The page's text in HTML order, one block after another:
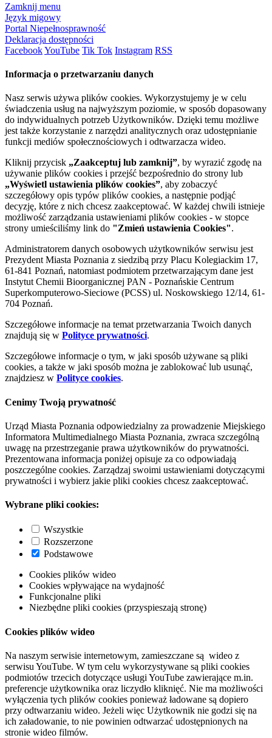
Zamknij menu
Język migowy
Portal Niepełnosprawność
Deklaracja dostępności
FacebookYouTube Tik Tok Instagram RSS
Informacja o przetwarzaniu danych
Nasz serwis używa plików cookies. Wykorzystujemy je w celu
świadczenia usług na najwyższym poziomie, w sposób dopasowany
do indywidualnych potrzeb Użytkowników. Dzięki temu możliwe
jest także korzystanie z narzędzi analitycznych oraz udostępnianie
funkcji mediów społecznościowych i odtwarzacza wideo.
Kliknij przycisk „Zaakceptuj lub zamknij”, by wyrazić zgodę na
używanie plików cookies i przejść bezpośrednio do strony lub
„Wyświetl ustawienia plików cookies”, aby zobaczyć
szczegółowy opis typów plików cookies, a następnie podjąć
decyzję, które z nich chcesz zaakceptować. W każdej chwili istnieje
możliwość zarządzania ustawieniami plików cookies - w stopce
strony umieściliśmy link do "Zmień ustawienia Cookies".
Administratorem danych osobowych użytkowników serwisu jest
Prezydent Miasta Poznania z siedzibą przy Placu Kolegiackim 17,
61-841 Poznań, natomiast podmiotem przetwarzającym dane jest
Instytut Chemii Bioorganicznej PAN - Poznańskie Centrum
Superkomputerowo-Sieciowe (PCSS) ul. Noskowskiego 12/14, 61-
704 Poznań.
Szczegółowe informacje na temat przetwarzania Twoich danych
znajdują się w Polityce prywatności.
Szczegółowe informacje o tym, w jaki sposób używane są pliki
cookies, a także w jaki sposób można je zablokować lub usunąć,
znajdziesz w Polityce cookies.
Cenimy Twoją prywatność
Urząd Miasta Poznania odpowiedzialny za prowadzenie Miejskiego
Informatora Multimedialnego Miasta Poznania, zwraca szczególną
uwagę na przestrzeganie prawa użytkowników do prywatności.
Prezentowana informacja poniżej opisuje za co odpowiadają
poszczególne cookies. Zarządzaj swoimi ustawieniami dotyczącymi
prywatności i wybierz jakie pliki cookies chcesz zaakceptować.
Wybrane pliki cookies:
Wszystkie
Rozszerzone
Podstawowe
Cookies plików wideo
Cookies wpływające na wydajność
Funkcjonalne pliki
Niezbędne pliki cookies (przyspieszają stronę)
Cookies plików wideo
Na naszym serwisie internetowym, zamieszczane są wideo z
serwisu YouTube. W tym celu wykorzystywane są pliki cookies
podmiotów trzecich dotyczące usługi YouTube zawierające m.in.
preferencje użytkownika oraz liczydło kliknięć. Nie ma możliwości
wyłączenia tych plików cookies ponieważ ładowane są dopiero
przy odtwarzaniu wideo. Jeżeli więc Użytkownik nie godzi się na
ich załadowanie, to nie powinien odtwarzać udostępnionych na
stronie wideo filmów.